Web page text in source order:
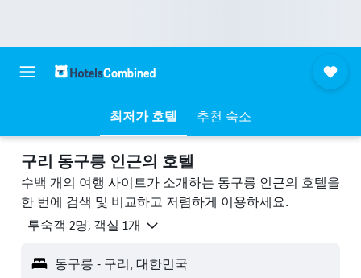
최저가 호텔 추천 숙소
구리 동구릉 ​인근의 호텔
수백 개의 여행 사이트가 소개하는 동구릉 인근의 호텔을
한 번에 검색 및 비교하고 저렴하게 이용하세요.
​투숙객 2​명, ​객실 1개
동구릉 - 구리, 대한민국